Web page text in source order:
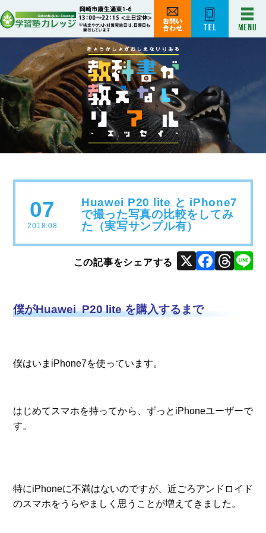
07
2018.08
Huawei P20 lite と iPhone7
で撮った写真の比較をしてみ
た（実写サンプル有）
X
僕がHuawei P20 lite を購入するまで
僕はいまiPhone7を使っています。
はじめてスマホを持ってから、ずっとiPhoneユーザーで
す。
特にiPhoneに不満はないのですが、近ごろアンドロイド
のスマホをうらやましく思うことが増えてきました。